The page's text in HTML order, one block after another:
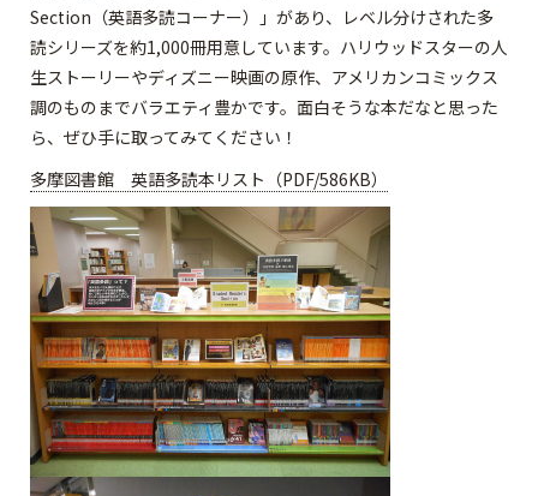
Section（英語多読コーナー）」があり、レベル分けされた多
読シリーズを約1,000冊用意しています。ハリウッドスターの人
生ストーリーやディズニー映画の原作、アメリカンコミックス
調のものまでバラエティ豊かです。面白そうな本だなと思った
ら、ぜひ手に取ってみてください！
多摩図書館 英語多読本リスト（PDF/586KB）